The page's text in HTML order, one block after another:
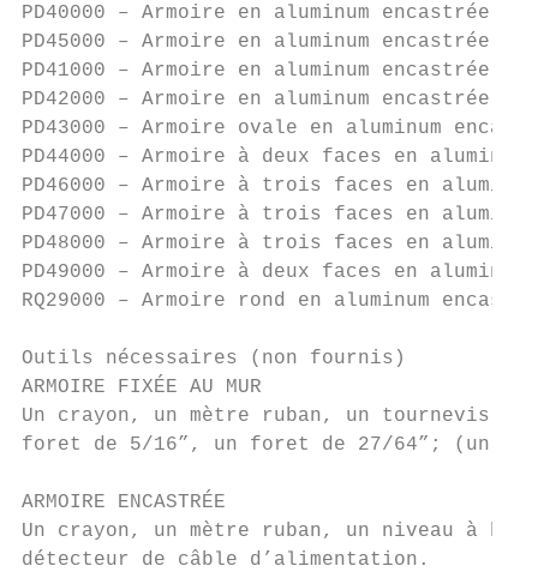
PD40000 – Armoire en aluminum encastrée
PD45000 – Armoire en aluminum encastrée
PD41000 – Armoire en aluminum encastrée
PD42000 – Armoire en aluminum encastrée
PD43000 – Armoire ovale en aluminum
PD44000 – Armoire à deux faces en
PD46000 – Armoire à trois faces en
PD47000 – Armoire à trois faces en
PD48000 – Armoire à trois faces en
PD49000 – Armoire à deux faces en
RQ29000 – Armoire rond en aluminum
Outils nécessaires (non fournis)
ARMOIRE FIXÉE AU MUR
Un crayon, un mètre ruban, un tournevis
foret de 5/16”, un foret de 27/64”; (un
ARMOIRE ENCASTRÉE
Un crayon, un mètre ruban, un niveau à
détecteur de câble d’alimentation.